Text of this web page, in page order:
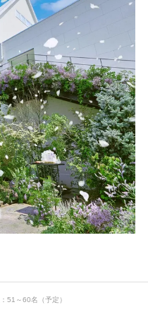
51～60名 （予定）